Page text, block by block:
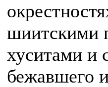
шиитскими
хуситами и
бежавшего